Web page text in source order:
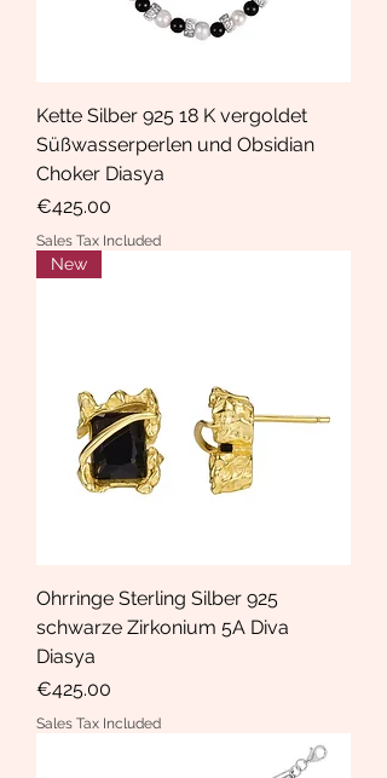
Kette Silber 925 18 K vergoldet
Süßwasserperlen und Obsidian
Choker Diasya
Price
€425.00
Sales Tax Included
New
Ohrringe Sterling Silber 925
schwarze Zirkonium 5A Diva
Diasya
Price
€425.00
Sales Tax Included